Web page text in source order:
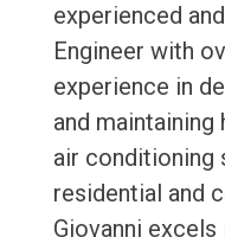
experienced
Engineer with
experience in
and maintaining
air conditioning
residential and
Giovanni